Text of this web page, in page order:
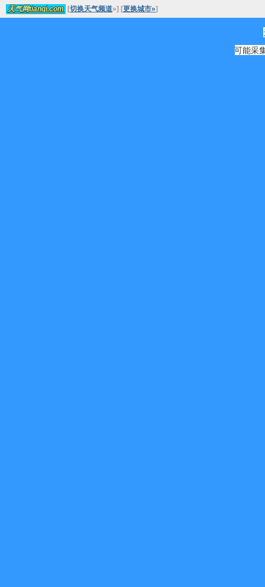
天气网tianqi.com [切换天气频道»] [更换城市»]
可能采